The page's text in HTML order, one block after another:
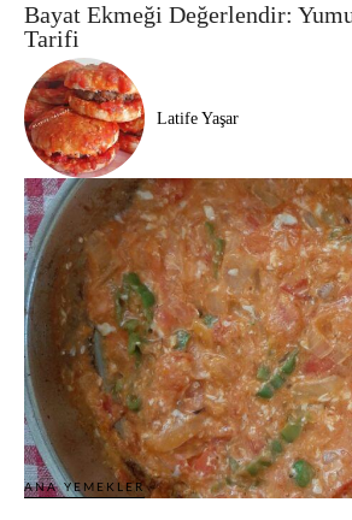
Bayat Ekmeği Değerlendir:
Tarifi
Latife Yaşar
ANA YEMEKLER